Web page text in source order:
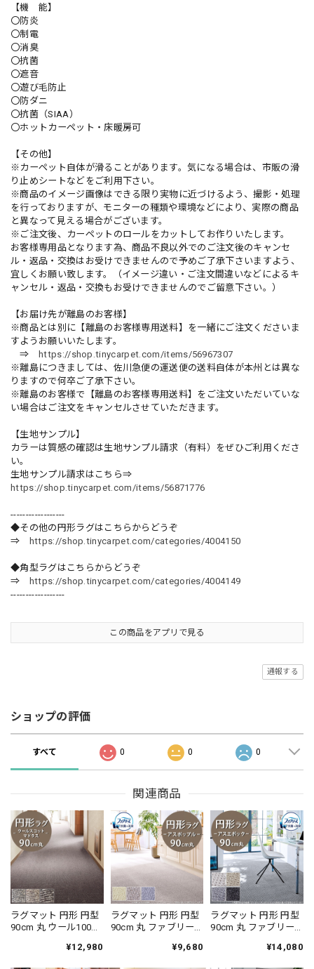
【機 能】
〇防炎
〇制電
〇消臭
〇抗菌
〇遮音
〇遊び毛防止
〇防ダニ
〇抗菌（SIAA）
〇ホットカーペット・床暖房可
【その他】
※カーペット自体が滑ることがあります。気になる場合は、市販の滑
り止めシートなどをご利用下さい。
※商品のイメージ画像はできる限り実物に近づけるよう、撮影・処理
を行っておりますが、モニターの種類や環境などにより、実際の商品
と異なって見える場合がございます。
※ご注文後、カーペットのロールをカットしてお作りいたします。
お客様専用品となります為、商品不良以外でのご注文後のキャンセ
ル・返品・交換はお受けできませんので予めご了承下さいますよう、
宜しくお願い致します。（イメージ違い・ご注文間違いなどによるキ
ャンセル・返品・交換もお受けできませんのでご留意下さい。）
【お届け先が離島のお客様】
※商品とは別に【離島のお客様専用送料】を一緒にご注文くださいま
すようお願いいたします。
⇒
https://shop.tinycarpet.com/items/56967307
※離島につきましては、佐川急便の運送便の送料自体が本州とは異な
りますので何卒ご了承下さい。
※離島のお客様で【離島のお客様専用送料】をご注文いただいていな
い場合はご注文をキャンセルさせていただきます。
【生地サンプル】
カラーは質感の確認は生地サンプル請求（有料）をぜひご利用くださ
い。
生地サンプル請求はこちら⇒
https://shop.tinycarpet.com/items/56871776
------------------
◆その他の円形ラグはこちらからどうぞ
⇒
https://shop.tinycarpet.com/categories/4004150
◆角型ラグはこちらからどうぞ
⇒
https://shop.tinycarpet.com/categories/4004149
------------------
この商品をアプリで見る
通報する
ショップの評価
すべて 0 0 0
関連商品
ラグマット 円形 円型
90cm 丸 ウール100％
オイを365日サイクル
¥12,980
ラグマット 円形 円型
90cm 丸 ファブリー
＋抗菌」のダブル効
¥9,680
ラグマット 円形 円型
90cm 丸 ファブリー
＋抗菌」のダブル効
¥14,080